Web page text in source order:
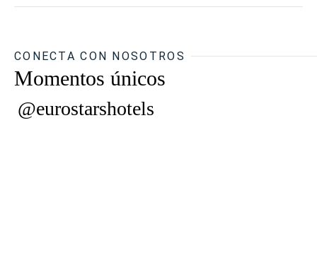
CONECTA CON NOSOTROS
Momentos únicos
@eurostarshotels